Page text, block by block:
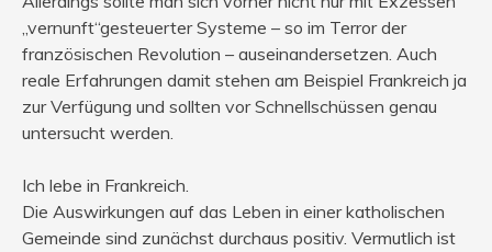
„vernunft“gesteuerter Systeme – so im Terror der
französischen Revolution – auseinandersetzen. Auch
reale Erfahrungen damit stehen am Beispiel Frankreich ja
zur Verfügung und sollten vor Schnellschüssen genau
untersucht werden.
Ich lebe in Frankreich.
Die Auswirkungen auf das Leben in einer katholischen
Gemeinde sind zunächst durchaus positiv. Vermutlich ist